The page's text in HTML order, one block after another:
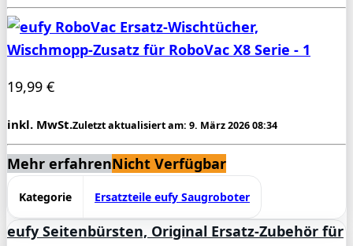
19,99 €
inkl. MwSt.Zuletzt aktualisiert am: 9. März 2026 08:34
Mehr erfahrenNicht Verfügbar
Kategorie Ersatzteile eufy Saugroboter
eufy Seitenbürsten, Original Ersatz-Zubehör für